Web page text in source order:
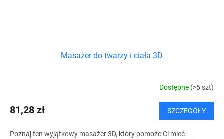
Masażer do twarzy i ciała 3D
Dostępne (>5 szt)
81,28 zł SZCZEGÓŁY
Poznaj ten wyjątkowy masażer 3D, który pomoże Ci mieć